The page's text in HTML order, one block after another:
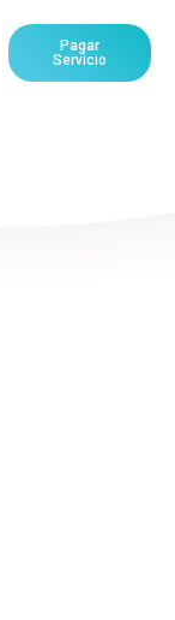
Pagar
Servicio